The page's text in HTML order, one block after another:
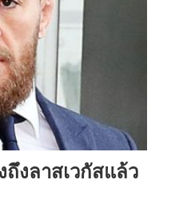
ถึงลาสเวกัสแล้ว